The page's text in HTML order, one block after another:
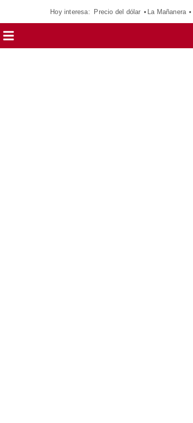
Hoy interesa: Precio del dólar La Mañanera